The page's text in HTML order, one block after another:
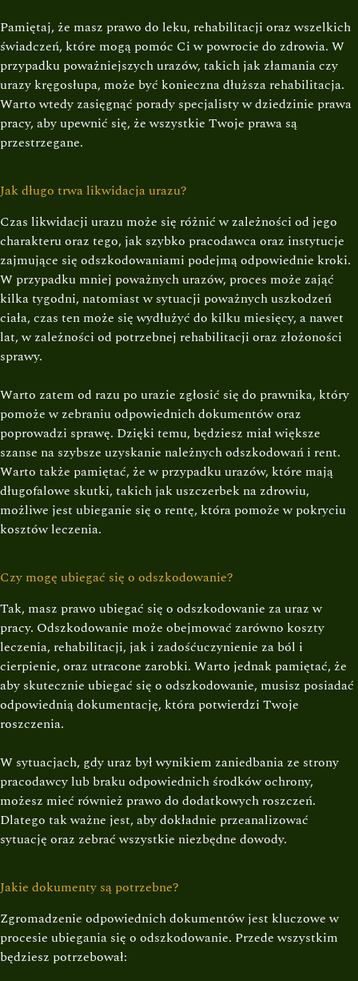
Pamiętaj, że masz prawo do leku, rehabilitacji oraz wszelkich
świadczeń, które mogą pomóc Ci w powrocie do zdrowia. W
przypadku poważniejszych urazów, takich jak złamania czy
urazy kręgosłupa, może być konieczna dłuższa rehabilitacja.
Warto wtedy zasięgnąć porady specjalisty w dziedzinie prawa
pracy, aby upewnić się, że wszystkie Twoje prawa są
przestrzegane.
Jak długo trwa likwidacja urazu?
Czas likwidacji urazu może się różnić w zależności od jego
charakteru oraz tego, jak szybko pracodawca oraz instytucje
zajmujące się odszkodowaniami podejmą odpowiednie kroki.
W przypadku mniej poważnych urazów, proces może zająć
kilka tygodni, natomiast w sytuacji poważnych uszkodzeń
ciała, czas ten może się wydłużyć do kilku miesięcy, a nawet
lat, w zależności od potrzebnej rehabilitacji oraz złożoności
sprawy.
Warto zatem od razu po urazie zgłosić się do prawnika, który
pomoże w zebraniu odpowiednich dokumentów oraz
poprowadzi sprawę. Dzięki temu, będziesz miał większe
szanse na szybsze uzyskanie należnych odszkodowań i rent.
Warto także pamiętać, że w przypadku urazów, które mają
długofalowe skutki, takich jak uszczerbek na zdrowiu,
możliwe jest ubieganie się o rentę, która pomoże w pokryciu
kosztów leczenia.
Czy mogę ubiegać się o odszkodowanie?
Tak, masz prawo ubiegać się o odszkodowanie za uraz w
pracy. Odszkodowanie może obejmować zarówno koszty
leczenia, rehabilitacji, jak i zadośćuczynienie za ból i
cierpienie, oraz utracone zarobki. Warto jednak pamiętać, że
aby skutecznie ubiegać się o odszkodowanie, musisz posiadać
odpowiednią dokumentację, która potwierdzi Twoje
roszczenia.
W sytuacjach, gdy uraz był wynikiem zaniedbania ze strony
pracodawcy lub braku odpowiednich środków ochrony,
możesz mieć również prawo do dodatkowych roszczeń.
Dlatego tak ważne jest, aby dokładnie przeanalizować
sytuację oraz zebrać wszystkie niezbędne dowody.
Jakie dokumenty są potrzebne?
Zgromadzenie odpowiednich dokumentów jest kluczowe w
procesie ubiegania się o odszkodowanie. Przede wszystkim
będziesz potrzebował: